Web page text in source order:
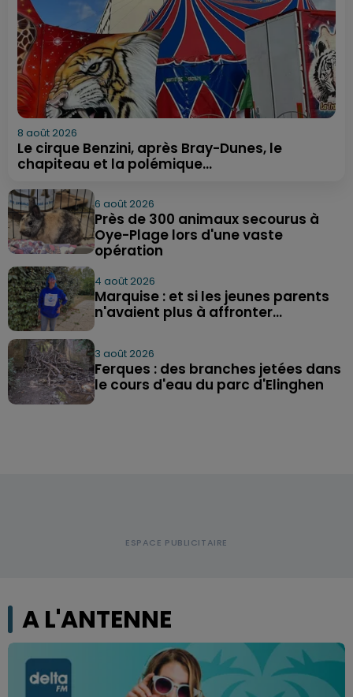
8 août 2026
Le cirque Benzini, après Bray-Dunes, le
chapiteau et la polémique...
6 août 2026
Près de 300 animaux secourus à
Oye-Plage lors d'une vaste
opération
4 août 2026
Marquise : et si les jeunes parents
n'avaient plus à affronter...
3 août 2026
Ferques : des branches jetées dans
le cours d'eau du parc d'Elinghen
A L'ANTENNE